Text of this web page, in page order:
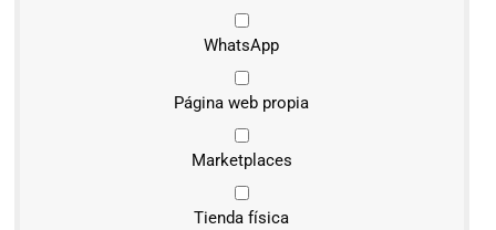
WhatsApp
Página web propia
Marketplaces
Tienda física